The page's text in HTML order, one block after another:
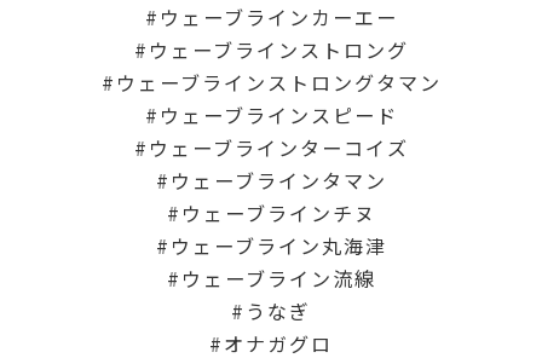
ウェーブラインカーエー
ウェーブラインストロング
ウェーブラインストロングタマン
ウェーブラインスピード
ウェーブラインターコイズ
ウェーブラインタマン
ウェーブラインチヌ
ウェーブライン丸海津
ウェーブライン流線
うなぎ
オナガグロ